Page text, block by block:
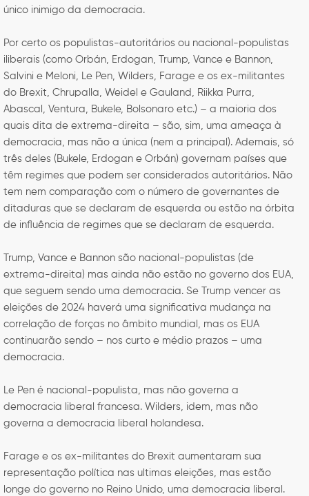
único inimigo da democracia.
Por certo os populistas-autoritários ou nacional-populistas
iliberais (como Orbán, Erdogan, Trump, Vance e Bannon,
Salvini e Meloni, Le Pen, Wilders, Farage e os ex-militantes
do Brexit, Chrupalla, Weidel e Gauland, Riikka Purra,
Abascal, Ventura, Bukele, Bolsonaro etc.) – a maioria dos
quais dita de extrema-direita – são, sim, uma ameaça à
democracia, mas não a única (nem a principal). Ademais, só
três deles (Bukele, Erdogan e Orbán) governam países que
têm regimes que podem ser considerados autoritários. Não
tem nem comparação com o número de governantes de
ditaduras que se declaram de esquerda ou estão na órbita
de influência de regimes que se declaram de esquerda.
Trump, Vance e Bannon são nacional-populistas (de
extrema-direita) mas ainda não estão no governo dos EUA,
que seguem sendo uma democracia. Se Trump vencer as
eleições de 2024 haverá uma significativa mudança na
correlação de forças no âmbito mundial, mas os EUA
continuarão sendo – nos curto e médio prazos – uma
democracia.
Le Pen é nacional-populista, mas não governa a
democracia liberal francesa. Wilders, idem, mas não
governa a democracia liberal holandesa.
Farage e os ex-militantes do Brexit aumentaram sua
representação política nas ultimas eleições, mas estão
longe do governo no Reino Unido, uma democracia liberal.